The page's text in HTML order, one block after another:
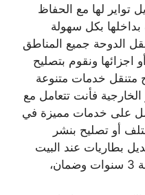
تواير لها مع الحفاظ
بكل سهولة
الدوحة جميع المناطق
اجزائها ونقوم بتصليح
متنقل خدمات متنوعة
الخارجية فأنت تتعامل مع
على خدمات مميزة في
أو تصليح بنشر
بطاريات عند البيت